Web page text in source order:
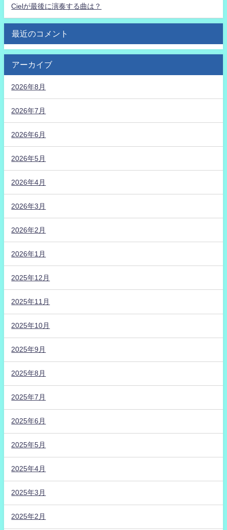
Cielが最後に演奏する曲は？
最近のコメント
アーカイブ
2026年8月
2026年7月
2026年6月
2026年5月
2026年4月
2026年3月
2026年2月
2026年1月
2025年12月
2025年11月
2025年10月
2025年9月
2025年8月
2025年7月
2025年6月
2025年5月
2025年4月
2025年3月
2025年2月